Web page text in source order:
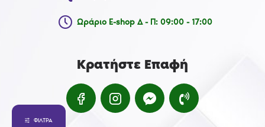
Ωράριο E-shop Δ - Π: 09:00 - 17:00
Κρατήστε Επαφή
ΦΊΛΤΡΑ